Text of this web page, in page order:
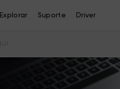
Explorar Suporte Driver